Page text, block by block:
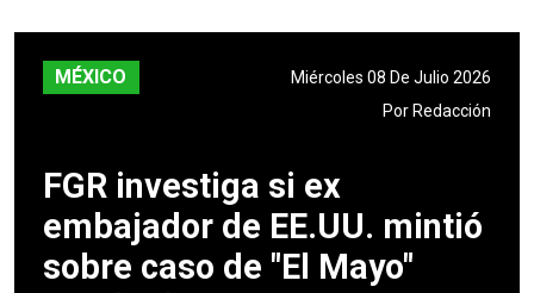
MÉXICO
Miércoles 08 De Julio 2026
Por Redacción
FGR investiga si ex
embajador de EE.UU. mintió
sobre caso de "El Mayo"